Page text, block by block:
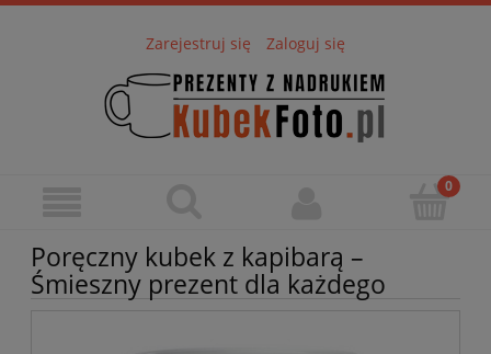
Zarejestruj się Zaloguj się
Poręczny kubek z kapibarą –
Śmieszny prezent dla każdego